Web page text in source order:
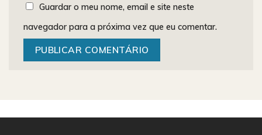
Guardar o meu nome, email e site neste
navegador para a próxima vez que eu comentar.